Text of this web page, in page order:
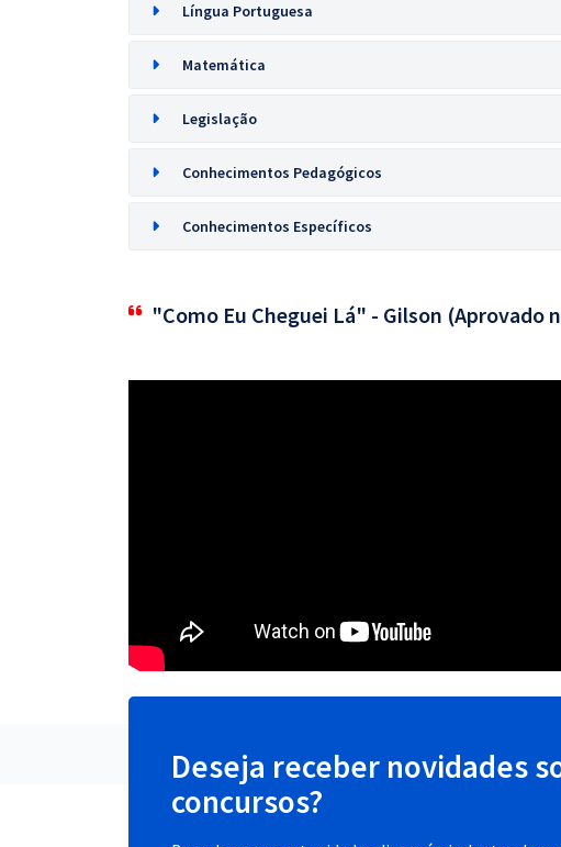
Língua Portuguesa
Matemática
Legislação
Conhecimentos Pedagógicos
Conhecimentos Específicos
"Como Eu Cheguei Lá" - Gilson (Aprovado
Deseja receber novidades
concursos?